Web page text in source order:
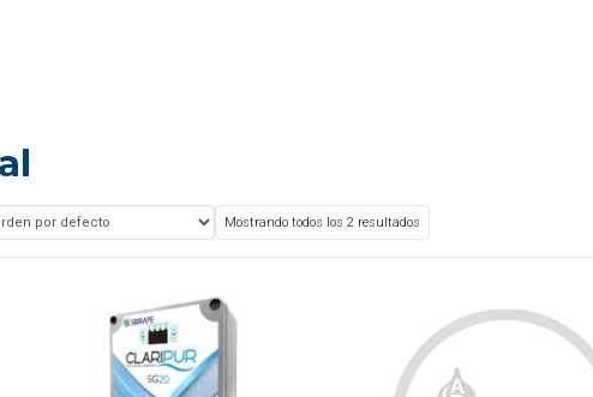
Mostrando todos los 2 resultados